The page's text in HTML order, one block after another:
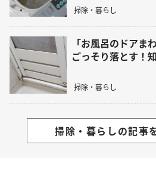
掃除・暮らし
「お風呂のドアま
ごっそり落とす！
掃除・暮らし
掃除・暮らしの記事